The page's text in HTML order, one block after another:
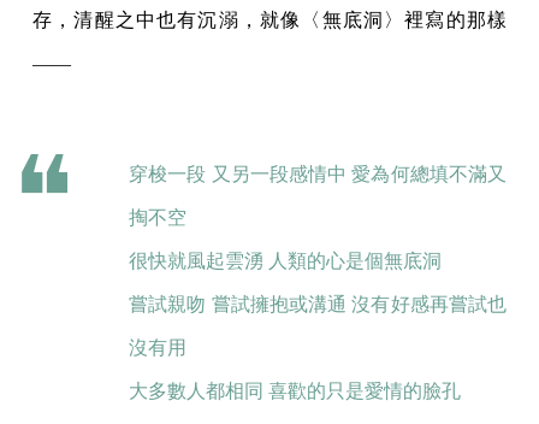
存，清醒之中也有沉溺，就像〈無底洞〉裡寫的那樣
——
穿梭一段 又另一段感情中 愛為何總填不滿又
掏不空
很快就風起雲湧 人類的心是個無底洞
嘗試親吻 嘗試擁抱或溝通 沒有好感再嘗試也
沒有用
大多數人都相同 喜歡的只是愛情的臉孔